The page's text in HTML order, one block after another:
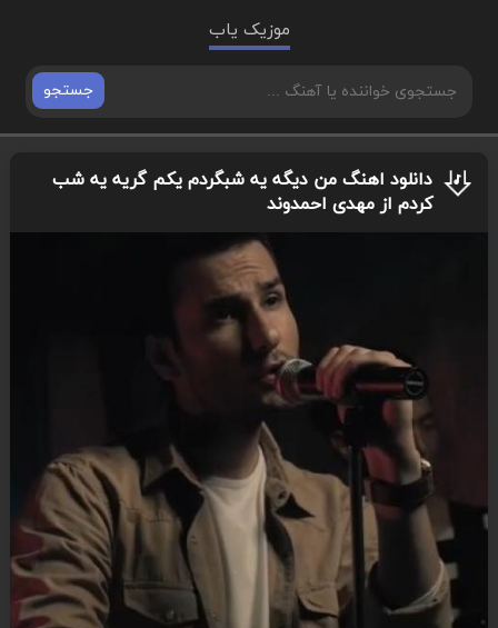
موزیک یاب
جستجو
دانلود اهنگ من دیگه یه شبگردم یکم گریه یه شب
کردم از مهدی احمدوند